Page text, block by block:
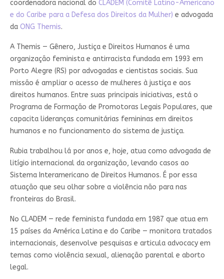
coordenadora nacional do CLADEM (Comitê Latino-Americano
e do Caribe para a Defesa dos Direitos da Mulher) e advogada
da ONG Themis.
A Themis — Gênero, Justiça e Direitos Humanos é uma
organização feminista e antirracista fundada em 1993 em
Porto Alegre (RS) por advogadas e cientistas sociais. Sua
missão é ampliar o acesso de mulheres à justiça e aos
direitos humanos. Entre suas principais iniciativas, está o
Programa de Formação de Promotoras Legais Populares, que
capacita lideranças comunitárias femininas em direitos
humanos e no funcionamento do sistema de justiça.
Rubia trabalhou lá por anos e, hoje, atua como advogada de
litígio internacional da organização, levando casos ao
Sistema Interamericano de Direitos Humanos. É por essa
atuação que seu olhar sobre a violência não para nas
fronteiras do Brasil.
No CLADEM — rede feminista fundada em 1987 que atua em
15 países da América Latina e do Caribe — monitora tratados
internacionais, desenvolve pesquisas e articula advocacy em
temas como violência sexual, alienação parental e aborto
legal.